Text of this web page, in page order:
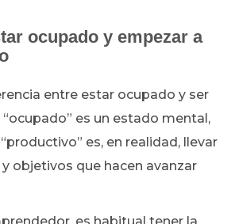
ocupado y empezar a
entre estar ocupado y ser
es un estado mental,
es, en realidad, llevar
objetivos que hacen avanzar